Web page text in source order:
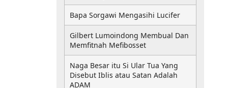
Bapa Sorgawi Mengasihi Lucifer
Gilbert Lumoindong Membual Dan
Memfitnah Mefibosset
Naga Besar itu Si Ular Tua Yang
Disebut Iblis atau Satan Adalah
ADAM